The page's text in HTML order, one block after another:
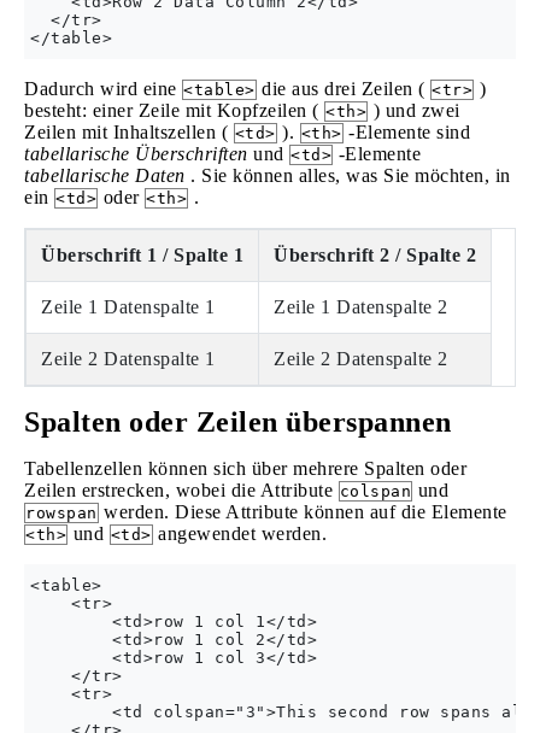
  </tr>
Dadurch wird eine <table> die aus drei Zeilen ( <tr> )
besteht: einer Zeile mit Kopfzeilen ( <th> ) und zwei
Zeilen mit Inhaltszellen ( <td> ). <th> -Elemente sind
tabellarische Überschriften und <td> -Elemente
tabellarische Daten . Sie können alles, was Sie möchten, in
ein <td> oder <th> .
Überschrift 1 / Spalte 1 Überschrift 2 / Spalte 2
Zeile 1 Datenspalte 1 Zeile 1 Datenspalte 2
Zeile 2 Datenspalte 1 Zeile 2 Datenspalte 2
Spalten oder Zeilen überspannen
Tabellenzellen können sich über mehrere Spalten oder
Zeilen erstrecken, wobei die Attribute colspan und
rowspan werden. Diese Attribute können auf die Elemente
<th> und <td> angewendet werden.
<table>
    <tr>
        <td>row 1 col 1</td>
        <td>row 1 col 2</td>
        <td>row 1 col 3</td>
    </tr>
    <tr>
<td colspan="3">This second row spans all